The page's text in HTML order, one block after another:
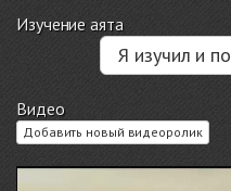
Изучение аята
Я изучил и
Видео
Добавить новый видеоролик